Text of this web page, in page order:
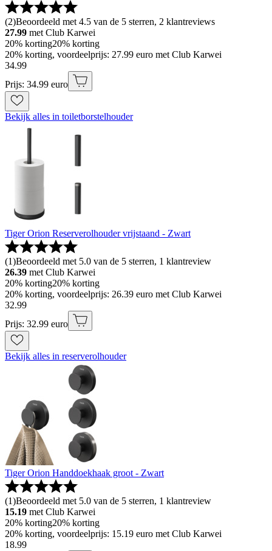
(2)Beoordeeld met 4.5 van de 5 sterren, 2 klantreviews
27.99 met Club Karwei
20% korting20% korting
20% korting, voordeelprijs: 27.99 euro met Club Karwei
34.99
Prijs: 34.99 euro
Bekijk alles in toiletborstelhouder
Tiger Orion Reserverolhouder vrijstaand - Zwart
(1)Beoordeeld met 5.0 van de 5 sterren, 1 klantreview
26.39 met Club Karwei
20% korting20% korting
20% korting, voordeelprijs: 26.39 euro met Club Karwei
32.99
Prijs: 32.99 euro
Bekijk alles in reserverolhouder
Tiger Orion Handdoekhaak groot - Zwart
(1)Beoordeeld met 5.0 van de 5 sterren, 1 klantreview
15.19 met Club Karwei
20% korting20% korting
20% korting, voordeelprijs: 15.19 euro met Club Karwei
18.99